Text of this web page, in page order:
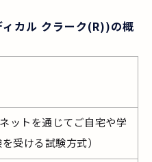
カル クラーク(R))の概
ットを通じてご自宅や学
受ける試験方式）